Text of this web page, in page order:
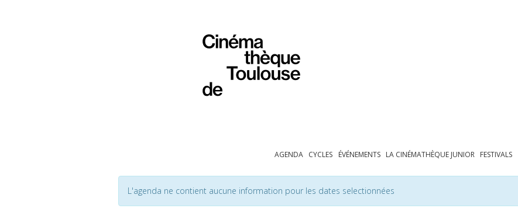
AGENDA CYCLES ÉVÉNEMENTS LA CINÉMATHÈQUE JUNIOR FESTIVALS
L'agenda ne contient aucune information pour les dates selectionnées